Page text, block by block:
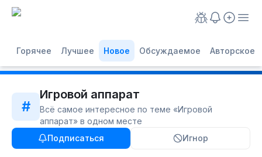
Горячее Лучшее Новое Обсуждаемое Авторское
#
Игровой аппарат
Всё самое интересное по теме «Игровой
аппарат» в одном месте
Подписаться
Игнор